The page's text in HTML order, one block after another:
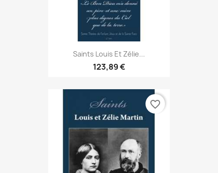
Saints Louis Et Zélie...
123,89 €
favorite_border